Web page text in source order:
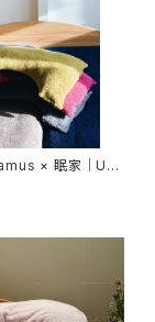
× 眠家｜U字
ュラーサイズ【眠
】